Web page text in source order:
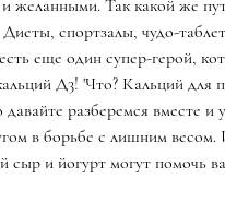
желанными. Так какой же
спортзалы, чудо-
еще один супер-герой,
Д3! 'Что? Кальций для
разберемся вместе и
в борьбе с лишним весом.
и йогурт могут помочь